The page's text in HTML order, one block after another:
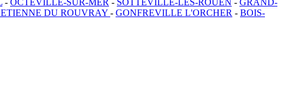
DU ROUVRAY - GONFREVILLE L'ORCHER - BOIS-